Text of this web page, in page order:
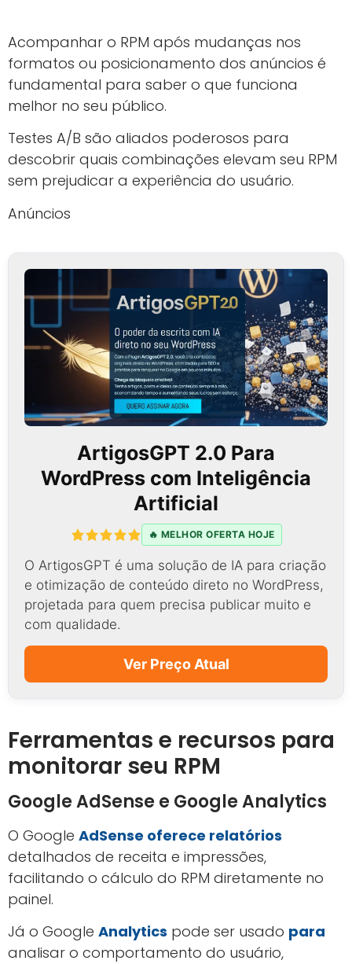
Acompanhar o RPM após mudanças nos
formatos ou posicionamento dos anúncios é
fundamental para saber o que funciona
melhor no seu público.
Testes A/B são aliados poderosos para
descobrir quais combinações elevam seu RPM
sem prejudicar a experiência do usuário.
Anúncios
ArtigosGPT 2.0 Para
WordPress com Inteligência
Artificial
🔥 MELHOR OFERTA HOJE
O ArtigosGPT é uma solução de IA para criação
e otimização de conteúdo direto no WordPress,
projetada para quem precisa publicar muito e
com qualidade.
Ver Preço Atual
Ferramentas e recursos para
monitorar seu RPM
Google AdSense e Google Analytics
O Google AdSense oferece relatórios
detalhados de receita e impressões,
facilitando o cálculo do RPM diretamente no
painel.
Já o Google Analytics pode ser usado para
analisar o comportamento do usuário,